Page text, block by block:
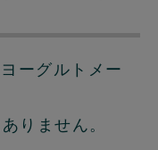
ーグルトメー
りません。